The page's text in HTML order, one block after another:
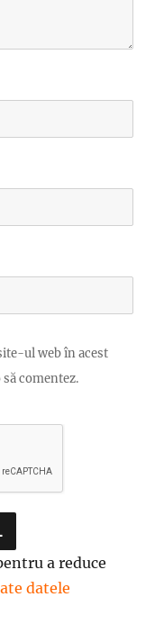
ul web în acest
comentez.
a reduce
datele